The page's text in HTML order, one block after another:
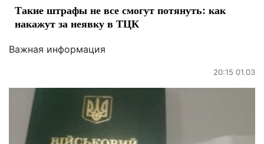
Такие штрафы не все смогут потянуть: как
накажут за неявку в ТЦК
Важная информация
20:15 01.03